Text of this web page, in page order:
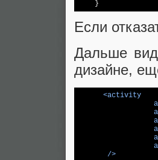
Если
Дальше
дизайне,
<activity
       />